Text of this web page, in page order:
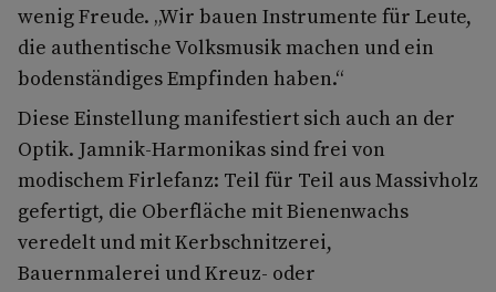
wenig Freude. „Wir bauen Instrumente für Leute,
die authentische Volksmusik machen und ein
bodenständiges Empfinden haben.“
Diese Einstellung manifestiert sich auch an der
Optik. Jamnik-Harmonikas sind frei von
modischem Firlefanz: Teil für Teil aus Massivholz
gefertigt, die Oberfläche mit Bienenwachs
veredelt und mit Kerbschnitzerei,
Bauernmalerei und Kreuz- oder